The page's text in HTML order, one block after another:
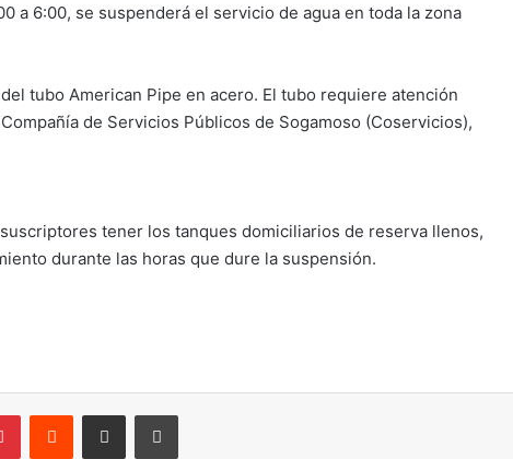
a 6:00, se suspenderá el servicio de agua en toda la zona
tubo American Pipe en acero. El tubo requiere atención
de Servicios Públicos de Sogamoso (Coservicios),
tener los tanques domiciliarios de reserva llenos,
durante las horas que dure la suspensión.
PinterestReddit Compartir por correo electrónicoImprimir